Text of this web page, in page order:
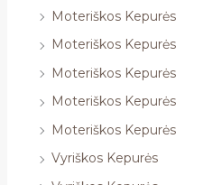
Moteriškos Kepurės
Moteriškos Kepurės
Moteriškos Kepurės
Moteriškos Kepurės
Moteriškos Kepurės
Vyriškos Kepurės